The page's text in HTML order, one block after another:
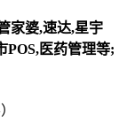
家婆,速达,星宇
POS,医药管理等;